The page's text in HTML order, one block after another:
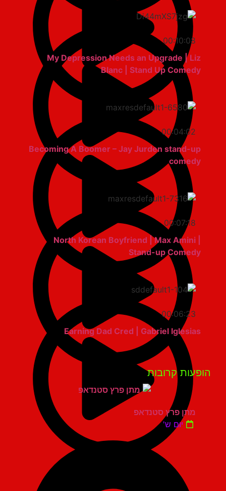
00:10:08
My Depression Needs an Upgrade | Liz
Blanc | Stand Up Comedy
00:04:02
Becoming A Boomer – Jay Jurden stand-up
comedy
00:07:18
North Korean Boyfriend | Max Amini |
Stand-up Comedy
00:06:23
Earning Dad Cred | Gabriel Iglesias
קרובות
מתן פרץ סטנדאפ
יום ש'